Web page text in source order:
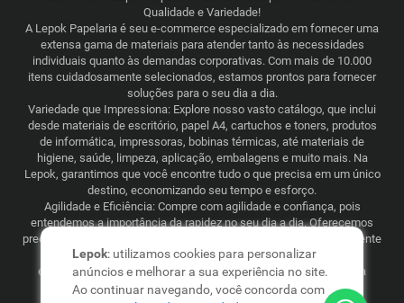
Qualidade e Variedade!
A Lepok Papelaria é seu e-commerce especializado em fornecer uma
extensa gama de materiais para atender tanto às necessidades
individuais quanto às demandas corporativas. Com mais de 10.000
itens cuidadosamente selecionados, estamos prontos para fornecer
soluções para o seu dia a dia.
Variedade que Impressiona: Explore nosso vasto catálogo, que inclui
desde materiais de escritório, papel A4, cartuchos e toners, produtos
de informática, impressoras, bobinas térmicas, até materiais de
higiene, saúde, limpeza, aplicação, embalagens e muito mais. Na
Lepok, garantimos que você encontre tudo o que precisa em um único
destino, economizando seu tempo e esforço.
Agilidade e Eficiência: Compre com agilidade e confiança, pois
entendemos a importância da rapidez no seu dia a dia. Oferecemos
preços justos e competitivos, combinados com uma logística eficiente
que abrange todo o Brasil. Seja para consumo recorrente ou
esporádico, a Lepok Papelaria está comprometida em tornar sua
experiência de compra simples e garantida.
Lepok: utilizamos cookies para personalizar
anúncios e melhorar a sua experiência no site.
Ao continuar navegando, você concorda com